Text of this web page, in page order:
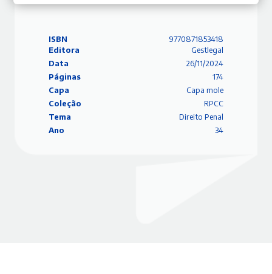
ISBN
9770871853418
Editora
Gestlegal
Data
26/11/2024
Páginas
174
Capa
Capa mole
Coleção
RPCC
Tema
Direito Penal
Ano
34